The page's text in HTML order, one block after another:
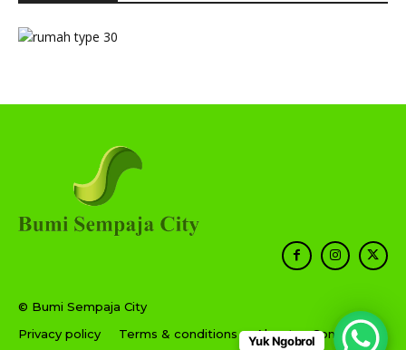
© Bumi Sempaja City
Privacy policy
Terms & conditions About Contact
Yuk Ngobrol